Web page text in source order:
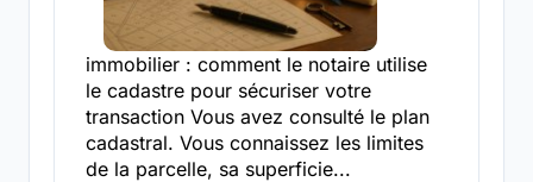
immobilier : comment le notaire utilise
le cadastre pour sécuriser votre
transaction Vous avez consulté le plan
cadastral. Vous connaissez les limites
de la parcelle, sa superficie...